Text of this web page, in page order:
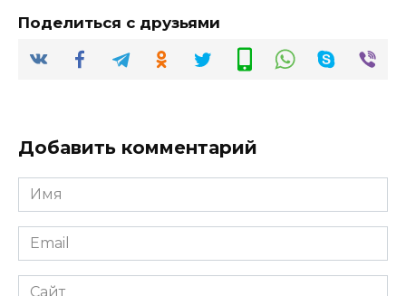
Поделиться с друзьями
Добавить комментарий
Имя
*
Email
*
Сайт